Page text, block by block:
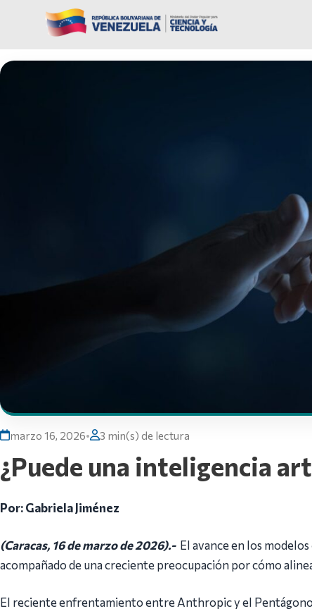
marzo 16, 2026• 3 min(s) de lectura
¿Puede una inteligencia
Por: Gabriela Jiménez
(Caracas, 16 de marzo de 2026).-El avance en los
acompañado de una creciente preocupación por cómo
El reciente enfrentamiento entre Anthropic y el